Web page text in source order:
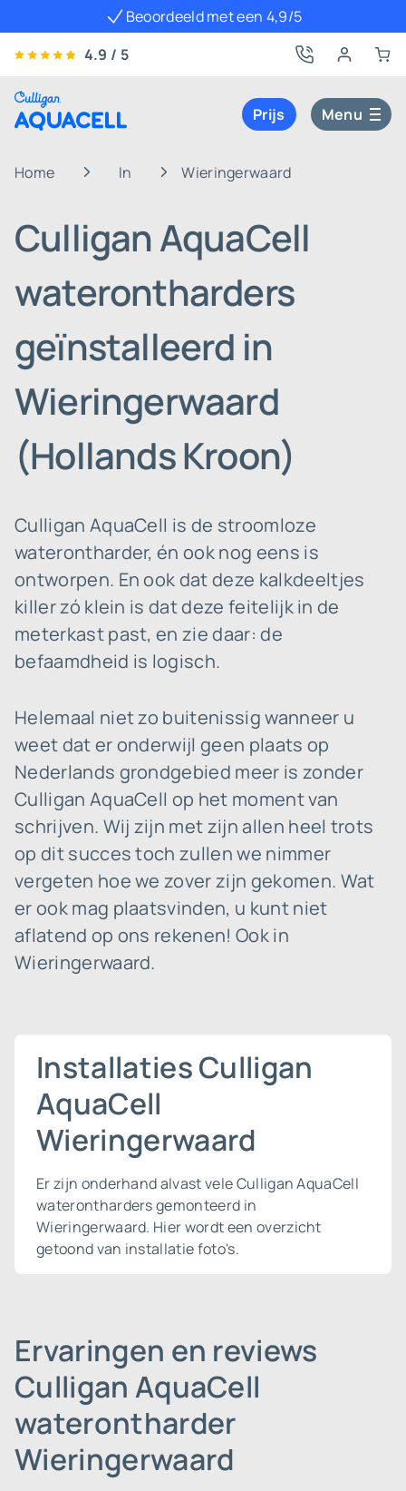
Beoordeeld met een 4,9/5
4.9 / 5
Prijs Menu
Home In Wieringerwaard
Culligan AquaCell
waterontharders
geïnstalleerd in
Wieringerwaard
(Hollands Kroon)
Culligan AquaCell is de stroomloze
waterontharder, én ook nog eens is
ontworpen. En ook dat deze kalkdeeltjes
killer zó klein is dat deze feitelijk in de
meterkast past, en zie daar: de
befaamdheid is logisch.
Helemaal niet zo buitenissig wanneer u
weet dat er onderwijl geen plaats op
Nederlands grondgebied meer is zonder
Culligan AquaCell op het moment van
schrijven. Wij zijn met zijn allen heel trots
op dit succes toch zullen we nimmer
vergeten hoe we zover zijn gekomen. Wat
er ook mag plaatsvinden, u kunt niet
aflatend op ons rekenen! Ook in
Wieringerwaard.
Installaties Culligan
AquaCell
Wieringerwaard
Er zijn onderhand alvast vele Culligan AquaCell
waterontharders gemonteerd in
Wieringerwaard. Hier wordt een overzicht
getoond van installatie foto's.
Ervaringen en reviews
Culligan AquaCell
waterontharder
Wieringerwaard